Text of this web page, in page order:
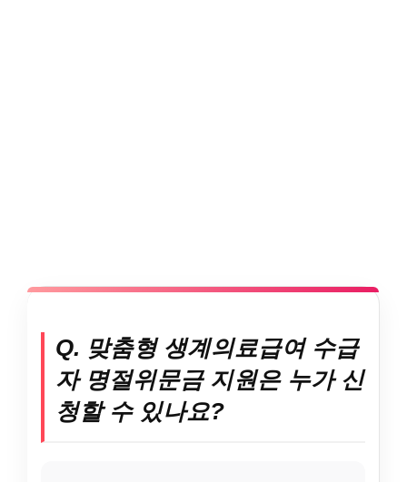
Q. 맞춤형 생계의료급여 수급
자 명절위문금 지원은 누가 신
청할 수 있나요?